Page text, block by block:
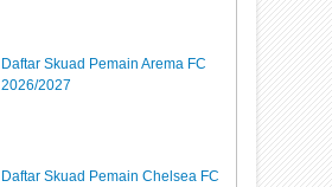
Daftar Skuad Pemain Arema FC
2026/2027
Daftar Skuad Pemain Chelsea FC